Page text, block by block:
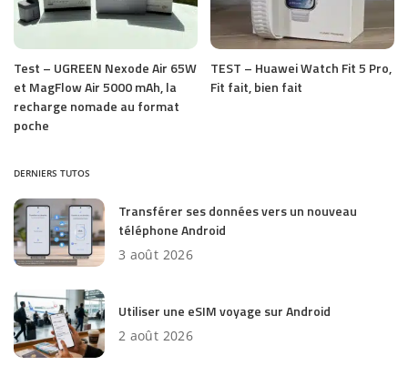
Test – UGREEN Nexode Air 65W
et MagFlow Air 5000 mAh, la
recharge nomade au format
poche
TEST – Huawei Watch Fit 5 Pro,
Fit fait, bien fait
DERNIERS TUTOS
Transférer ses données vers un nouveau
téléphone Android
3 août 2026
Utiliser une eSIM voyage sur Android
2 août 2026